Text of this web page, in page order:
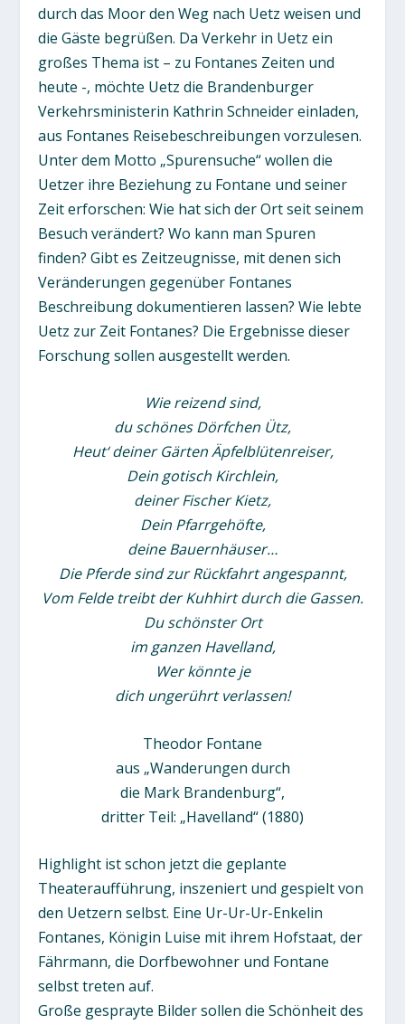
durch das Moor den Weg nach Uetz weisen und
die Gäste begrüßen. Da Verkehr in Uetz ein
großes Thema ist – zu Fontanes Zeiten und
heute -, möchte Uetz die Brandenburger
Verkehrsministerin Kathrin Schneider einladen,
aus Fontanes Reisebeschreibungen vorzulesen.
Unter dem Motto „Spurensuche“ wollen die
Uetzer ihre Beziehung zu Fontane und seiner
Zeit erforschen: Wie hat sich der Ort seit seinem
Besuch verändert? Wo kann man Spuren
finden? Gibt es Zeitzeugnisse, mit denen sich
Veränderungen gegenüber Fontanes
Beschreibung dokumentieren lassen? Wie lebte
Uetz zur Zeit Fontanes? Die Ergebnisse dieser
Forschung sollen ausgestellt werden.
Wie reizend sind,
du schönes Dörfchen Ütz,
Heut‘ deiner Gärten Äpfelblütenreiser,
Dein gotisch Kirchlein,
deiner Fischer Kietz,
Dein Pfarrgehöfte,
deine Bauernhäuser…
Die Pferde sind zur Rückfahrt angespannt,
Vom Felde treibt der Kuhhirt durch die Gassen.
Du schönster Ort
im ganzen Havelland,
Wer könnte je
dich ungerührt verlassen!
Theodor Fontane
aus „Wanderungen durch
die Mark Brandenburg“,
dritter Teil: „Havelland“ (1880)
Highlight ist schon jetzt die geplante
Theateraufführung, inszeniert und gespielt von
den Uetzern selbst. Eine Ur-Ur-Ur-Enkelin
Fontanes, Königin Luise mit ihrem Hofstaat, der
Fährmann, die Dorfbewohner und Fontane
selbst treten auf.
Große gesprayte Bilder sollen die Schönheit des